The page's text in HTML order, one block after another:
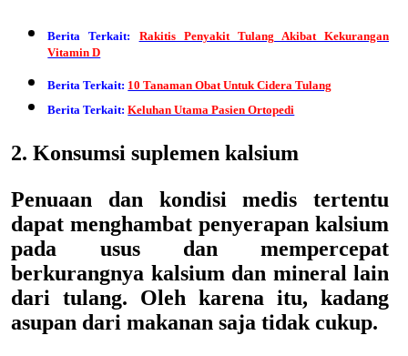
Berita Terkait: Rakitis Penyakit Tulang Akibat Kekurangan
Vitamin D
Berita Terkait: 10 Tanaman Obat Untuk Cidera Tulang
Berita Terkait: Keluhan Utama Pasien Ortopedi
2. Konsumsi suplemen kalsium
Penuaan dan kondisi medis tertentu
dapat menghambat penyerapan kalsium
pada usus dan mempercepat
berkurangnya kalsium dan mineral lain
dari tulang. Oleh karena itu, kadang
asupan dari makanan saja tidak cukup.